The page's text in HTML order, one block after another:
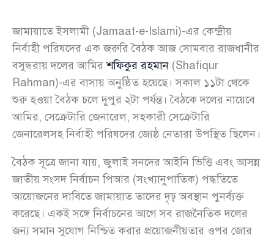
জামায়াতে ইসলামী (Jamaat-e-Islami)-এর কেন্দ্রীয়
নির্বাহী পরিষদের এক জরুরি বৈঠক আজ সোমবার রাজধানীর
বসুন্ধরায় দলের আমিরশফিকুর রহমান (Shafiqur
Rahman)-এর বাসায় অনুষ্ঠিত হয়েছে। সকাল ১১টা থেকে
শুরু হওয়া বৈঠক চলে দুপুর ২টা পর্যন্ত। বৈঠকে দলের নায়েবে
আমির, সেক্রেটারি জেনারেল, সহকারী সেক্রেটারি
জেনারেলসহ নির্বাহী পরিষদের জ্যেষ্ঠ নেতারা উপস্থিত ছিলেন।
বৈঠক সূত্রে জানা যায়, জুলাই সনদের আইনি ভিত্তি এবং আসন্ন
জাতীয় সংসদ নির্বাচন পিআর (সংখ্যানুপাতিক) পদ্ধতিতে
আয়োজনের দাবিতে জামায়াত তাদের দৃঢ় অবস্থান পুনর্ব্যক্ত
করেছে। একই সঙ্গে নির্বাচনের আগে সব রাজনৈতিক দলের
জন্য সমান সুযোগ নিশ্চিত করার প্রয়োজনীয়তার ওপর জোর